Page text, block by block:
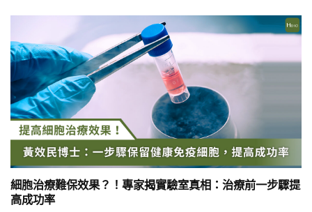
細胞治療難保效果？！專家揭實驗室真相：治療前一步驟提
高成功率